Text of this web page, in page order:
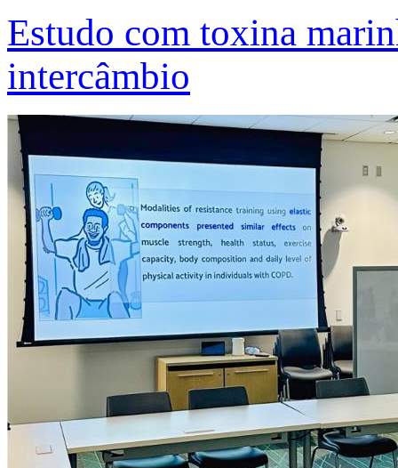
Estudo com toxina
intercâmbio